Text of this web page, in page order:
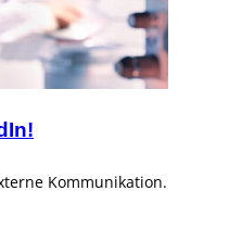
Kommunikation.